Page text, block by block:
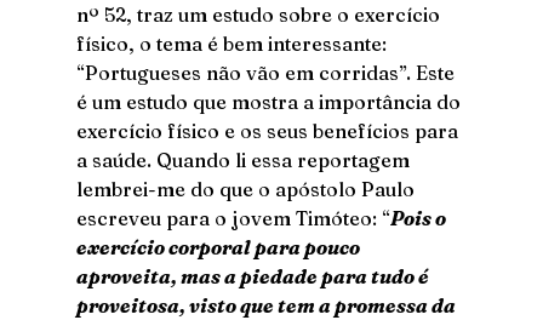
nº 52, traz um estudo sobre o exercício
físico, o tema é bem interessante:
“Portugueses não vão em corridas”. Este
é um estudo que mostra a importância do
exercício físico e os seus benefícios para
a saúde. Quando li essa reportagem
lembrei-me do que o apóstolo Paulo
escreveu para o jovem Timóteo: “Pois o
exercício corporal para pouco
aproveita, mas a piedade para tudo é
proveitosa, visto que tem a promessa da